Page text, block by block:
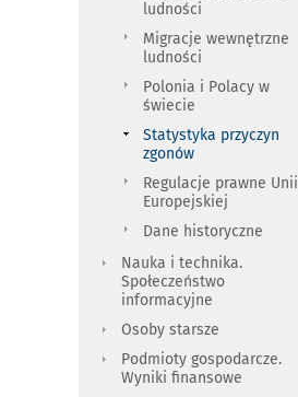
ludności
Migracje wewnętrzne
ludności
Polonia i Polacy w
świecie
Statystyka przyczyn
zgonów
Regulacje prawne Unii
Europejskiej
Dane historyczne
Nauka i technika.
Społeczeństwo
informacyjne
Osoby starsze
Podmioty gospodarcze.
Wyniki finansowe